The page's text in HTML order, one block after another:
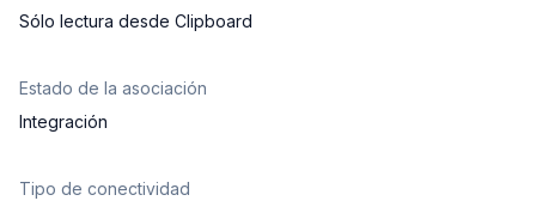
Sólo lectura desde Clipboard
Estado de la asociación
Integración
Tipo de conectividad